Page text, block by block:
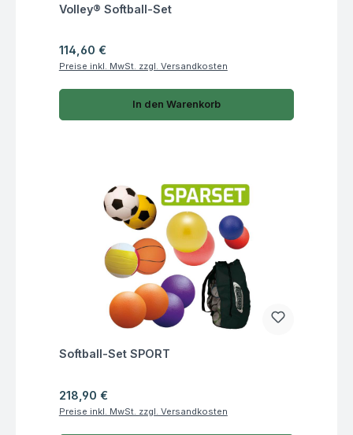
Fragen zum Artikel
Volley® Softball-Set
Regulärer Preis:
114,60 €
Preise inkl. MwSt. zzgl. Versandkosten
In den Warenkorb
Fragen zum Artikel
Softball-Set SPORT
Regulärer Preis:
218,90 €
Preise inkl. MwSt. zzgl. Versandkosten